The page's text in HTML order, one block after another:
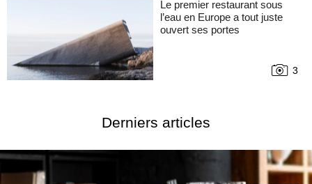
Le premier restaurant sous
l’eau en Europe a tout juste
ouvert ses portes
3
Derniers articles